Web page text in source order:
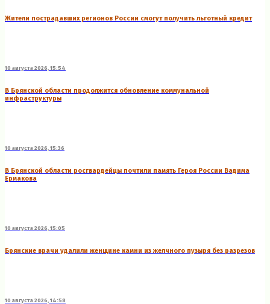
Жители пострадавших регионов России смогут получить льготный кредит
10 августа 2026, 15:54
В Брянской области продолжится обновление коммунальной
инфраструктуры
10 августа 2026, 15:36
В Брянской области росгвардейцы почтили память Героя России Вадима
Ермакова
10 августа 2026, 15:05
Брянские врачи удалили женщине камни из желчного пузыря без разрезов
10 августа 2026, 14:58